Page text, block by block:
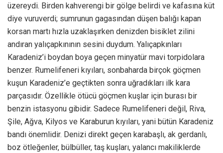
üzereydi. Birden kahverengi bir gölge belirdi ve kafasına küt
diye vuruverdi; sumrunun gagasından düşen balığı kapan
korsan martı hızla uzaklaşırken denizden bisiklet zilini
andıran yalıçapkınının sesini duydum. Yalıçapkınları
Karadeniz’i boydan boya geçen minyatür mavi torpidolara
benzer. Rumelifeneri kıyıları, sonbaharda birçok göçmen
kuşun Karadeniz’e geçtikten sonra uğradıkları ilk kara
parçasıdır. Özellikle ötücü göçmen kuşlar için burası bir
benzin istasyonu gibidir. Sadece Rumelifeneri değil, Riva,
Şile, Ağva, Kilyos ve Karaburun kıyıları, yani bütün Karadeniz
bandı önemlidir. Denizi direkt geçen karabaşlı, ak gerdanlı,
boz ötleğenler, bülbüller, taş kuşları, yalancı makiliklerde